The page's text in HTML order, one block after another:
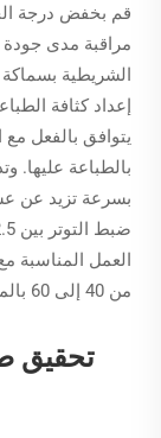
قم بخفض درجة
مراقبة مدى جودة
إعداد كثافة
بالطباعة عليها.
بسرعة تزيد عن
العمل المناسبة
من 40 إلى 60 بالمائة.
تحقيق